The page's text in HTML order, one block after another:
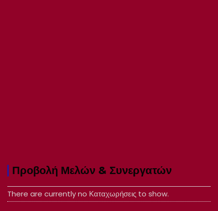
Προβολή Μελών & Συνεργατών
There are currently no Καταχωρήσεις to show.